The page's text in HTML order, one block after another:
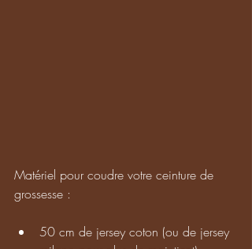
Matériel pour coudre votre ceinture de
grossesse :
50 cm de jersey coton (ou de jersey